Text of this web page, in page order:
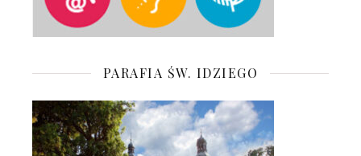
PARAFIA ŚW. IDZIEGO